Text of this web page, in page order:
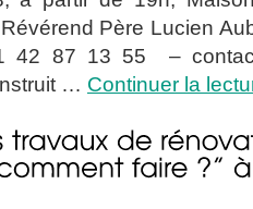
Père Lucien
42 87 13 55 –
… Continuer la